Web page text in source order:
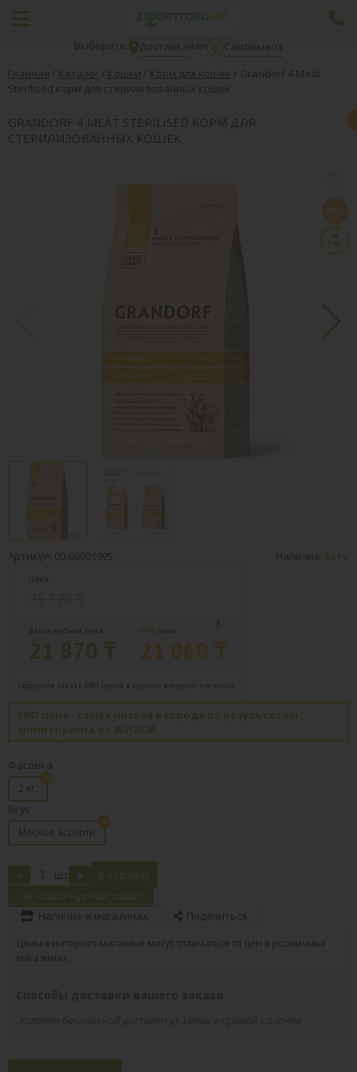
Выберите: Доставкаили
Самовывоз
Главная / Каталог / Кошки / Корм для кошек / Grandorf 4 Meat
Sterilised корм для стерилизованных кошек
GRANDORF 4 MEAT STERILISED КОРМ ДЛЯ
СТЕРИЛИЗОВАННЫХ КОШЕК
Артикул: 00-00001995 Наличие: Есть
Цена:
Ваша клубная цена: PRO цена:
21 060 ₸
Оформите заказ с PRO ценой в корзине интернет-магазина.
PRO цена - самая низкая в городе по результатам
мониторинга от 8/7/2026
Фасовка
2 кг.
Вкус
Мясное ассорти
- шт + В корзину
Не нашли нужный товар?
Наличие в магазинах Поделиться
Цены в интернет-магазине могут отличаться от цен в розничных
магазинах.